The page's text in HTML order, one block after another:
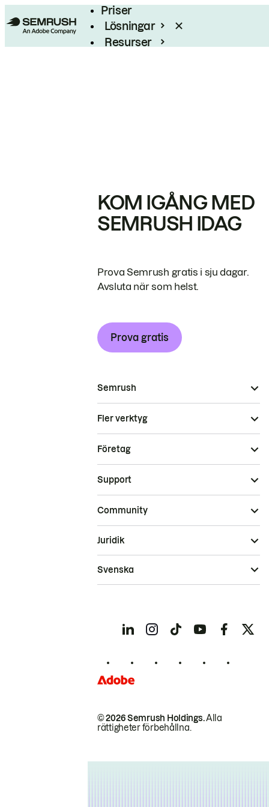
Priser
Lösningar
Resurser
KOM IGÅNG MED
SEMRUSH IDAG
Prova Semrush gratis i sju dagar.
Avsluta när som helst.
Prova gratis
Semrush
Fler verktyg
Företag
Support
Community
© 2026 Semrush Holdings.Alla
rättigheter förbehållna.
Juridik
Svenska